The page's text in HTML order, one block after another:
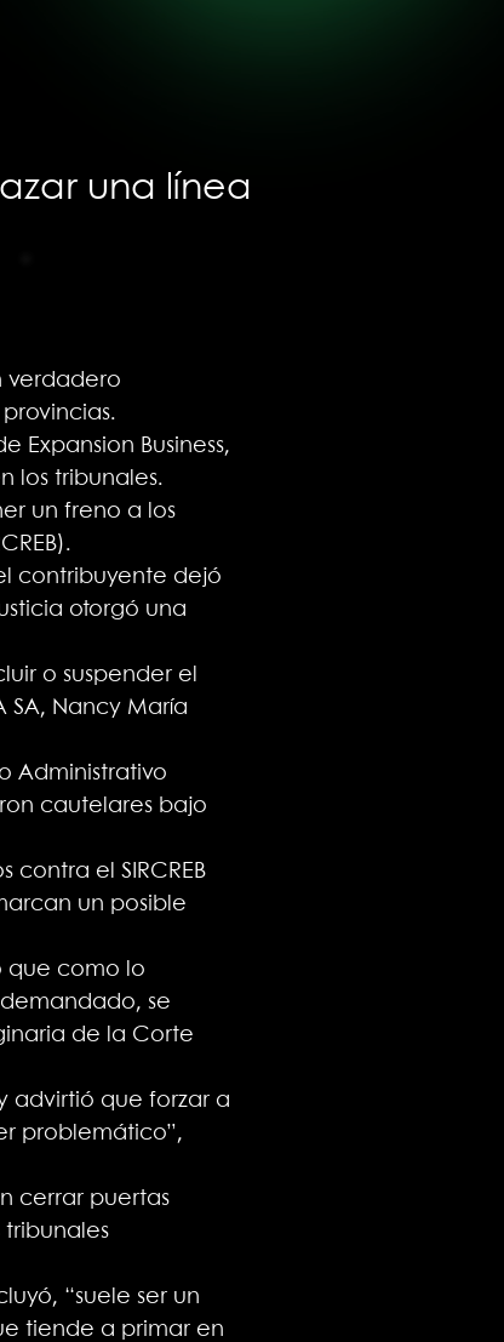
una línea
verdadero
Expansion Business,
los tribunales.
un freno a los
contribuyente dejó
otorgó una
o suspender el
SA, Nancy María
Administrativo
cautelares bajo
el SIRCREB
un posible
que como lo
se
de la Corte
advirtió que forzar a
problemático”,
cerrar puertas
tribunales
“suele ser un
tiende a primar en